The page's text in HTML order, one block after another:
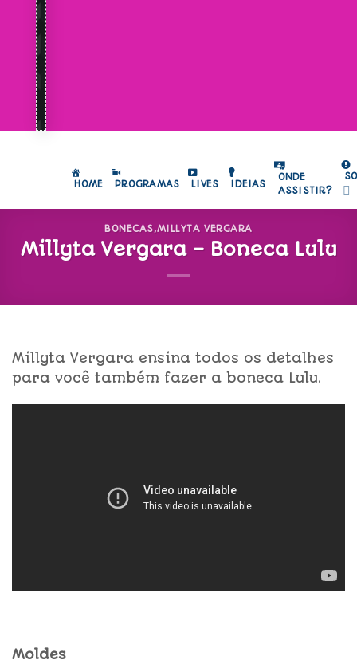
HOME PROGRAMAS LIVES IDEIAS
ONDE
ASSISTIR?
BONECAS,MILLYTA VERGARA
Millyta Vergara – Boneca Lulu
Millyta Vergara ensina todos os detalhes
para você também fazer a boneca Lulu.
Moldes